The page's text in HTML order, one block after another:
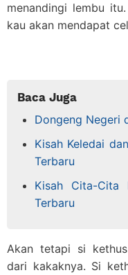
menandingi lembu
kau akan mendapat
Baca Juga
Dongeng Negeri
Kisah Keledai
Terbaru
Kisah Cita-Cita
Terbaru
Akan tetapi si
dari kakaknya. Si